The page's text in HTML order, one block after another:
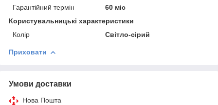
Гарантійний термін
60 міс
Користувальницькі характеристики
Колір
Світло-сірий
Приховати
Умови доставки
Нова Пошта